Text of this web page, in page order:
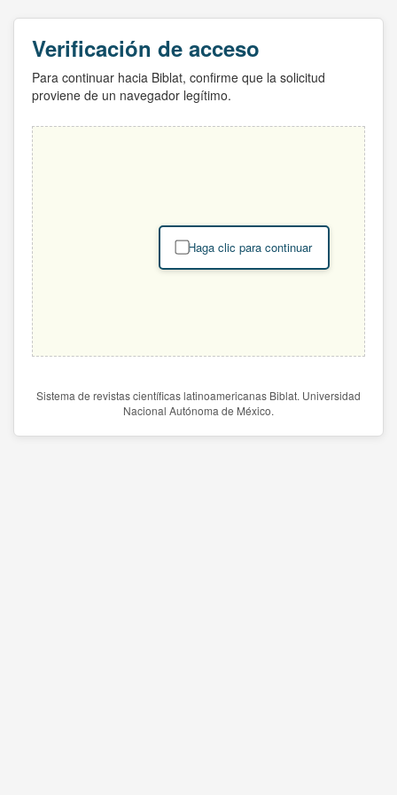
Verificación de acceso
Para continuar hacia Biblat, confirme que la solicitud
proviene de un navegador legítimo.
Haga clic para continuar
Sistema de revistas científicas latinoamericanas Biblat. Universidad
Nacional Autónoma de México.